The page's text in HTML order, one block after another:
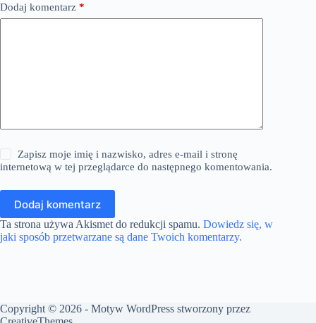
Dodaj komentarz *
Zapisz moje imię i nazwisko, adres e-mail i stronę
internetową w tej przeglądarce do następnego komentowania.
Dodaj komentarz
Ta strona używa Akismet do redukcji spamu. Dowiedz się, w
jaki sposób przetwarzane są dane Twoich komentarzy.
Copyright © 2026 - Motyw WordPress stworzony przez